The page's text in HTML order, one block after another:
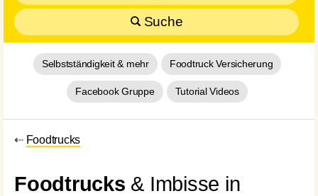
Suche
Selbstständigkeit & mehr Foodtruck Versicherung
Facebook Gruppe Tutorial Videos
⇠ Foodtrucks
Foodtrucks & Imbisse in